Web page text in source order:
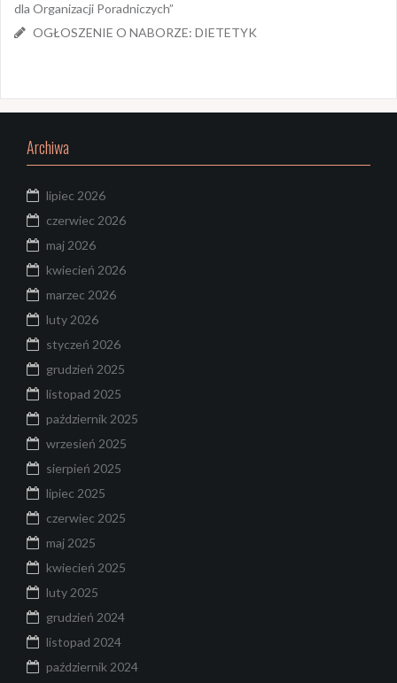
dla Organizacji Poradniczych”
OGŁOSZENIE O NABORZE: DIETETYK
Archiwa
lipiec 2026
czerwiec 2026
maj 2026
kwiecień 2026
marzec 2026
luty 2026
styczeń 2026
grudzień 2025
listopad 2025
październik 2025
wrzesień 2025
sierpień 2025
lipiec 2025
czerwiec 2025
maj 2025
kwiecień 2025
luty 2025
grudzień 2024
listopad 2024
październik 2024